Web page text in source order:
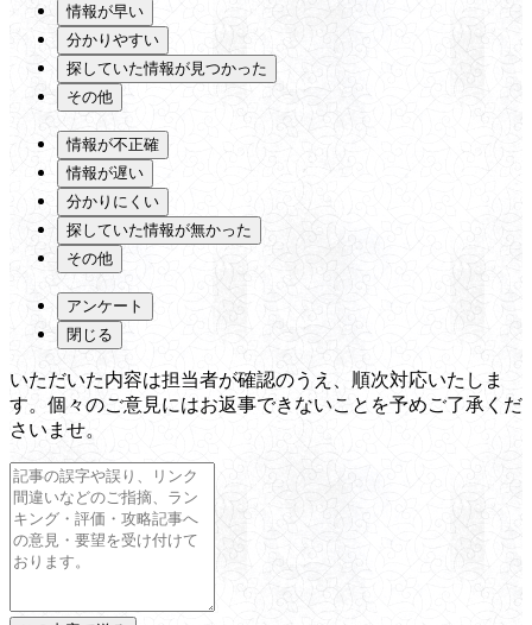
情報が早い
分かりやすい
探していた情報が見つかった
その他
情報が不正確
情報が遅い
分かりにくい
探していた情報が無かった
その他
アンケート
閉じる
いただいた内容は担当者が確認のうえ、順次対応いたしま
す。個々のご意見にはお返事できないことを予めご了承くだ
さいませ。